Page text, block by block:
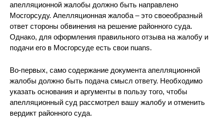
апелляционной жалобы должно быть направлено
Мосгорсуду. Апелляционная жалоба – это своеобразный
ответ стороны обвинения на решение районного суда.
Однако, для оформления правильного отзыва на жалобу и
подачи его в Мосгорсуде есть свои nuans.
Во-первых, само содержание документа апелляционной
жалобы должно быть подача смысл ответу. Необходимо
указать основания и аргументы в пользу того, чтобы
апелляционный суд рассмотрел вашу жалобу и отменить
вердикт районного суда.